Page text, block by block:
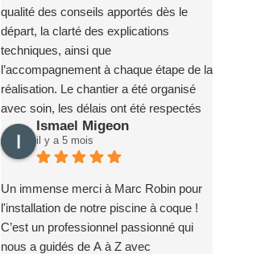
qualité des conseils apportés dès le
départ, la clarté des explications
techniques, ainsi que
l’accompagnement à chaque étape de la
réalisation. Le chantier a été organisé
avec soin, les délais ont été respectés
et les interventions se sont déroulées
dans de très bonnes conditions, avec
une équipe ponctuelle, efficace et
agréable.
Le résultat final correspond parfaitement
à nos attentes. Nous avons également
apprécié la disponibilité de l’équipe pour
Ismael Migeon
il y a 5 mois
Un immense merci à Marc Robin pour
l'installation de notre piscine à coque !
C’est un professionnel passionné qui
nous a guidés de A à Z avec